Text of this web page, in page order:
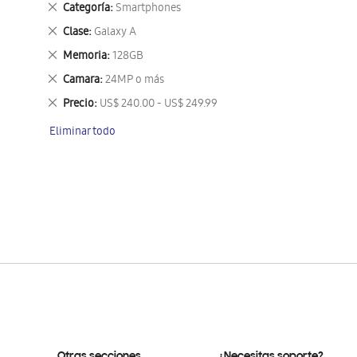
Categoría Smartphones
Eliminar
este
artículo
Clase Galaxy A
Eliminar
este
artículo
Memoria 128GB
Eliminar
este
artículo
Camara 24MP o más
Eliminar
este
artículo
Precio US$ 240.00 - US$ 249.99
Eliminar
artículo
Eliminar todo